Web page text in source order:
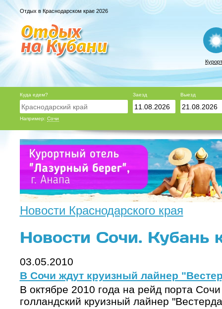
Отдых в Краснодарском крае 2026
Куда едем?
Например: Сочи
Заезд Выезд
Новости Краснодарского края
Новости Сочи. Кубань
03.05.2010
В Сочи ждут круизный лайнер
В октябре 2010 года на рейд порта
голландский круизный лайнер